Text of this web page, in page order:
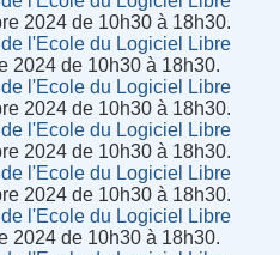
2024 de 10h30 à 18h30.
l'Ecole du Logiciel Libre
2024 de 10h30 à 18h30.
l'Ecole du Logiciel Libre
2024 de 10h30 à 18h30.
l'Ecole du Logiciel Libre
2024 de 10h30 à 18h30.
l'Ecole du Logiciel Libre
2024 de 10h30 à 18h30.
l'Ecole du Logiciel Libre
2024 de 10h30 à 18h30.